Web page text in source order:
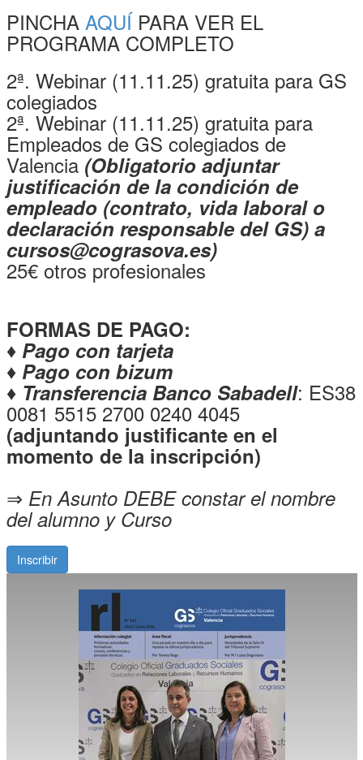
PINCHA AQUÍPARA VER EL
PROGRAMA COMPLETO
2ª. Webinar (11.11.25) gratuita para GS
colegiados
2ª. Webinar (11.11.25) gratuita para
Empleados de GS colegiados de
Valencia (Obligatorio adjuntar
justificación de la condición de
empleado (contrato, vida laboral o
declaración responsable del GS) a
cursos@cograsova.es)
25€ otros profesionales
FORMASDE PAGO:
♦ Pago con tarjeta
♦ Pago con bizum
♦ Transferencia Banco Sabadell: ES38
0081 5515 2700 0240 4045
(adjuntando justificante en el
momento de la inscripción)
⇒ En Asunto DEBE constar el nombre
del alumno y Curso
Inscribir